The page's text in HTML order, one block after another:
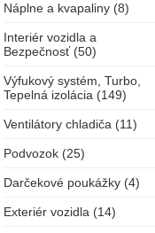
Náplne a kvapaliny (8)
Interiér vozidla a
Bezpečnosť (50)
Výfukový systém, Turbo,
Tepelná izolácia (149)
Ventilátory chladiča (11)
Podvozok (25)
Darčekové poukážky (4)
Exteriér vozidla (14)